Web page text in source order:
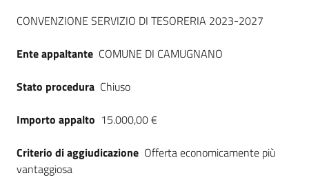
Piattaforme
telematiche
English
Dati del bando
CONVENZIONE SERVIZIO DI TESORERIA 2023-2027
Ente appaltante COMUNE DI CAMUGNANO
Stato procedura Chiuso
Importo appalto 15.000,00 €
Criterio di aggiudicazione Offerta economicamente più
vantaggiosa